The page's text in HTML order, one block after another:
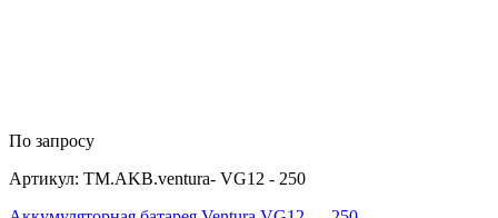
По запросу
Артикул: TM.AKB.ventura- VG12 - 250